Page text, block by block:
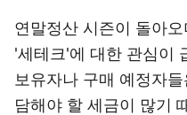
연말정산 시즌이 돌아
'세테크'에 대한 관심이
보유자나 구매 예정자
담해야 할 세금이 많기